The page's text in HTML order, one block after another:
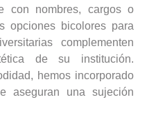
con nombres, cargos o
opciones bicolores para
complementen
de su institución.
hemos incorporado
aseguran una sujeción